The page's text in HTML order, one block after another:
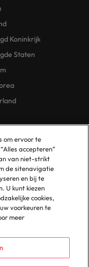
Koninkrijk
Staten
om ervoor te
accepteren”
van niet-strikt
de sitenavigatie
en bij te
U kunt kiezen
cookies,
voorkeuren te
meer